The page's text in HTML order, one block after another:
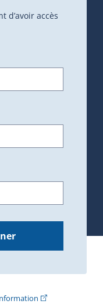
d’avoir accès
s'ouvrira dans une
(Cet hyperlien